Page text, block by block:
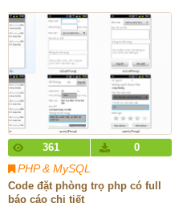
60 trang đủ 7 loại UML)
361 0
PHP & MySQL
Code đặt phòng trọ php có full
báo cáo chi tiết